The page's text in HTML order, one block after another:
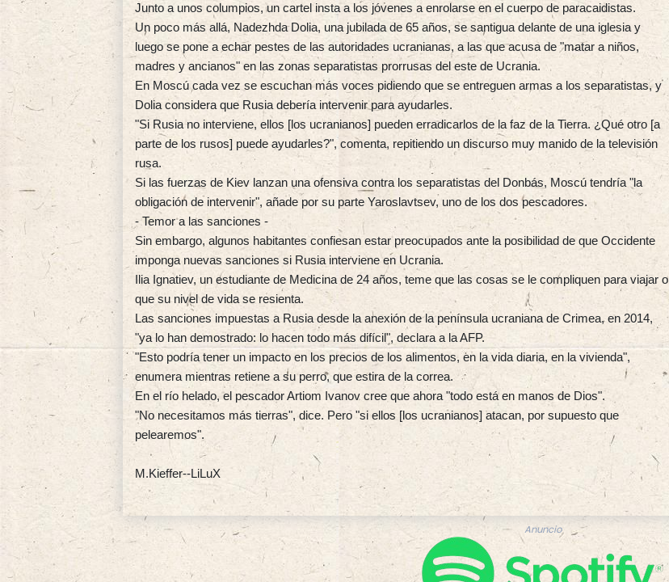
Junto a unos columpios, un cartel insta a los jóvenes a enrolarse en el cuerpo de paracaidistas.
Un poco más allá, Nadezhda Dolia, una jubilada de 65 años, se santigua delante de una iglesia y
luego se pone a echar pestes de las autoridades ucranianas, a las que acusa de "matar a niños,
madres y ancianos" en las zonas separatistas prorrusas del este de Ucrania.
En Moscú cada vez se escuchan más voces pidiendo que se entreguen armas a los separatistas, y
Dolia considera que Rusia debería intervenir para ayudarles.
"Si Rusia no interviene, ellos [los ucranianos] pueden erradicarlos de la faz de la Tierra. ¿Qué otro [a
parte de los rusos] puede ayudarles?", comenta, repitiendo un discurso muy manido de la televisión
rusa.
Si las fuerzas de Kiev lanzan una ofensiva contra los separatistas del Donbás, Moscú tendría "la
obligación de intervenir", añade por su parte Yaroslavtsev, uno de los dos pescadores.
- Temor a las sanciones -
Sin embargo, algunos habitantes confiesan estar preocupados ante la posibilidad de que Occidente
imponga nuevas sanciones si Rusia interviene en Ucrania.
Ilia Ignatiev, un estudiante de Medicina de 24 años, teme que las cosas se le compliquen para viajar o
que su nivel de vida se resienta.
Las sanciones impuestas a Rusia desde la anexión de la península ucraniana de Crimea, en 2014,
"ya lo han demostrado: lo hacen todo más difícil", declara a la AFP.
"Esto podría tener un impacto en los precios de los alimentos, en la vida diaria, en la vivienda",
enumera mientras retiene a su perro, que estira de la correa.
En el río helado, el pescador Artiom Ivanov cree que ahora "todo está en manos de Dios".
"No necesitamos más tierras", dice. Pero "si ellos [los ucranianos] atacan, por supuesto que
pelearemos".
M.Kieffer--LiLuX
Anuncio